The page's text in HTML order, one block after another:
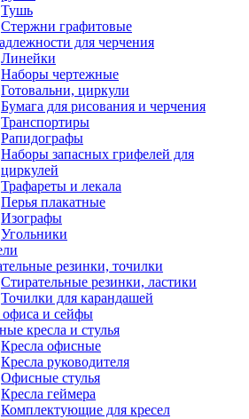
Тушь
Стержни графитовые
для черчения
Линейки
Наборы чертежные
Готовальни, циркули
Бумага для рисования и черчения
Транспортиры
Рапидографы
Наборы запасных грифелей для
циркулей
Трафареты и лекала
Перья плакатные
Изографы
Угольники
резинки, точилки
Стирательные резинки, ластики
Точилки для карандашей
офиса и сейфы
кресла и стулья
Кресла офисные
Кресла руководителя
Офисные стулья
Кресла геймера
Комплектующие для кресел